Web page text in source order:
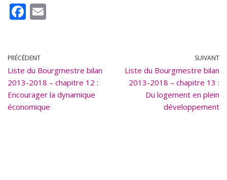
F
b
o
o
k
PRÉCÉDENT
Liste du Bourgmestre bilan
2013-2018 – chapitre 12 :
Encourager la dynamique
économique
SUIVANT
Liste du Bourgmestre bilan
2013-2018 – chapitre 13 :
Du logement en plein
développement